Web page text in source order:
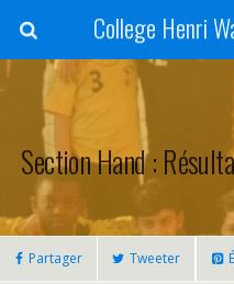
College Henri
Section Hand :
Partager Tweeter